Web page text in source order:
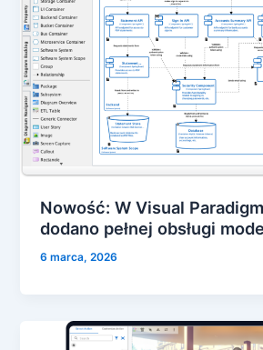
Nowość: W Visual
dodano pełnej obsługi
6 marca, 2026